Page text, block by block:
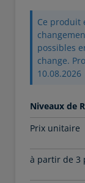
Ce produit
possibles
change.
10.08.2026
Niveaux de
Prix unitaire
à partir de 3